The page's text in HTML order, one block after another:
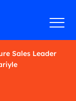
Sales Leader